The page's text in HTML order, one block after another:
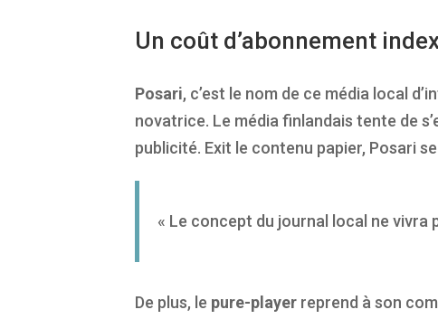
Un coût d’abonnement
Posari, c’est le nom de ce média local
novatrice. Le média finlandais tente de
publicité. Exit le contenu papier, Posari
« Le concept du journal local ne vivra
De plus, le pure-player reprend à son